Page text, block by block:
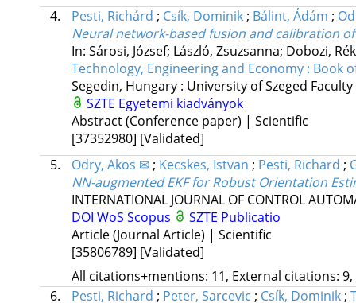
4.
Pesti, Richárd ; Csík, Dominik; Bálint, Ádám ;
Neural network-based fusion and calibration
In: Sárosi, József; László, Zsuzsanna; Dobozi,
Technology, Engineering and Economy : Book
Segedin, Hungary : University of Szeged
SZTE Egyetemi kiadványok
Abstract (Conference paper) | Scientific
[37352980] [Validated]
5.
Odry, Akos ✉; Kecskes, Istvan ; Pesti, Richard ;
NN-augmented EKF for Robust Orientation
INTERNATIONAL JOURNAL OF CONTROL
DOI WoS Scopus
SZTE Publicatio
Article (Journal Article) | Scientific
[35806789] [Validated]
All citations+mentions: 11, External citations:
6.
Pesti, Richard ; Peter, Sarcevic ; Csík, Dominik;